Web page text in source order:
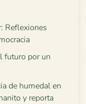
Reflexiones
futuro por un
de humedal en
y reporta